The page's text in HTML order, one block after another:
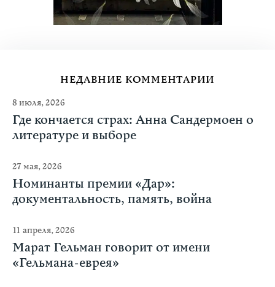
НЕДАВНИЕ КОММЕНТАРИИ
8 июля, 2026
Где кончается страх: Анна Сандермоен о
литературе и выборе
27 мая, 2026
Номинанты премии «Дар»:
документальность, память, война
11 апреля, 2026
Марат Гельман говорит от имени
«Гельмана-еврея»